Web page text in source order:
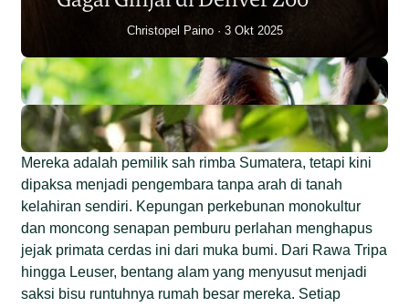
Christopel Paino 3 Okt 2025
Mereka adalah pemilik sah rimba Sumatera, tetapi kini
dipaksa menjadi pengembara tanpa arah di tanah
kelahiran sendiri. Kepungan perkebunan monokultur
dan moncong senapan pemburu perlahan menghapus
jejak primata cerdas ini dari muka bumi. Dari Rawa Tripa
hingga Leuser, bentang alam yang menyusut menjadi
saksi bisu runtuhnya rumah besar mereka. Setiap